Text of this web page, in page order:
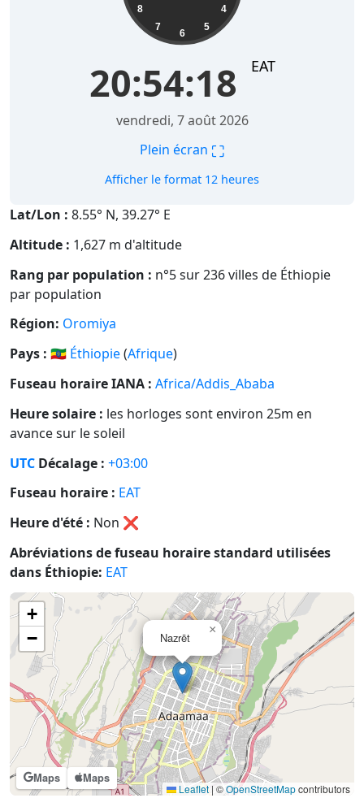
4
5
6
7
8
20:54:19 EAT
vendredi, 7 août 2026
Plein écran ⛶
Afficher le format 12 heures
Lat/Lon : 8.55° N, 39.27° E
Altitude : 1,627 m d'altitude
Rang par population : n°5 sur 236 villes de Éthiopie
par population
Région: Oromiya
Pays : 🇪🇹 Éthiopie(Afrique)
Fuseau horaire IANA : Africa/Addis_Ababa
Heure solaire : les horloges sont environ 25m en
avance sur le soleil
UTC Décalage : +03:00
Fuseau horaire : EAT
Heure d'été : Non ❌
Abréviations de fuseau horaire standard utilisées
dans Éthiopie: EAT
Maps Maps
Nazrēt
×
+
−
Leaflet | ©OpenStreetMapcontributors